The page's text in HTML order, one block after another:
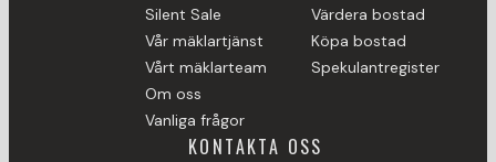
Silent Sale
Vår mäklartjänst
Vårt mäklarteam
Om oss
Vanliga frågor
Värdera bostad
Köpa bostad
Spekulantregister
KONTAKTA OSS